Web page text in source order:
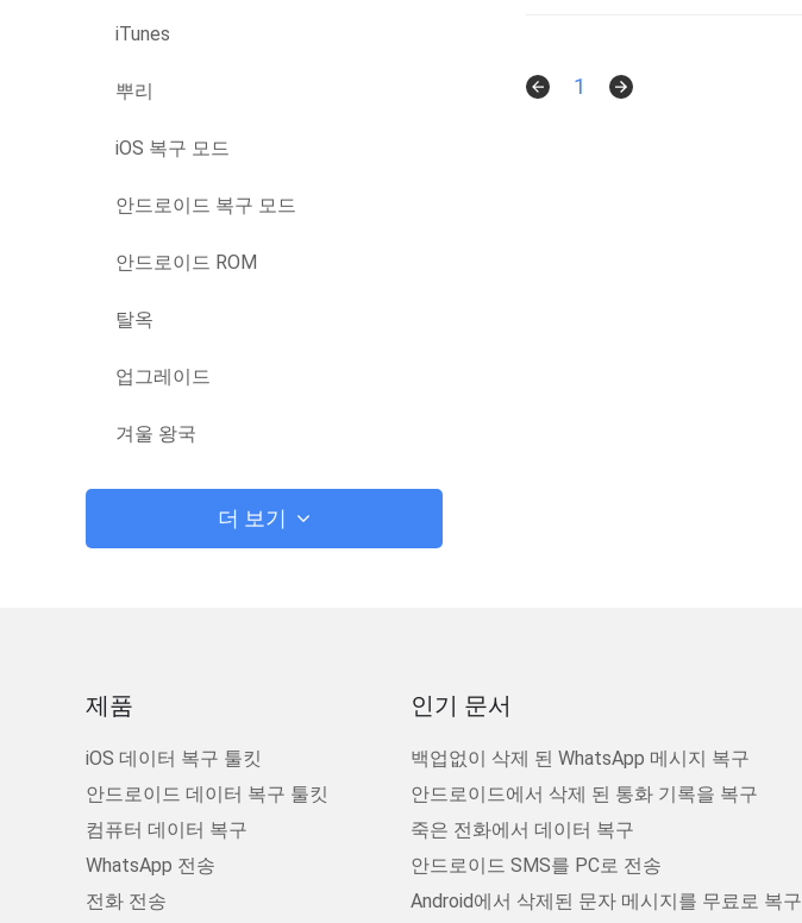
iTunes
뿌리
iOS 복구 모드
안드로이드 복구 모드
안드로이드 ROM
탈옥
업그레이드
겨울 왕국
더 보기
1
제품
iOS 데이터 복구 툴킷
안드로이드 데이터 복구 툴킷
컴퓨터 데이터 복구
WhatsApp 전송
전화 전송
인기 문서
백업없이 삭제 된 WhatsApp 메시지 복구
안드로이드에서 삭제 된 통화 기록을 복구
죽은 전화에서 데이터 복구
안드로이드 SMS를 PC로 전송
Android에서 삭제된 문자 메시지를 무료로 복구